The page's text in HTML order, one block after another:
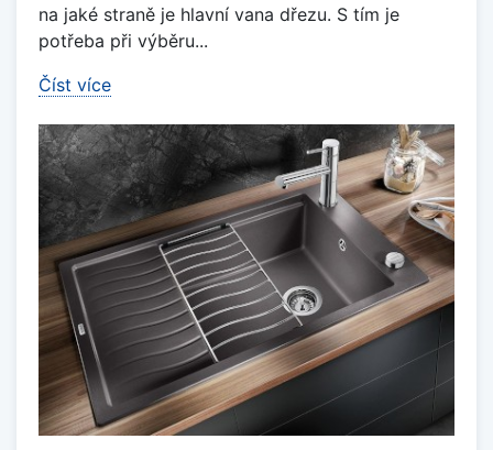
na jaké straně je hlavní vana dřezu. S tím je
potřeba při výběru...
Číst více